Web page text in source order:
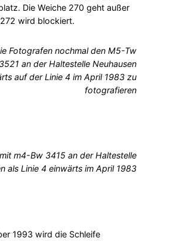
Die Weiche 270 geht außer
wird blockiert.
Fotografen nochmal den M5-Tw
an der Haltestelle Neuhausen
auf der Linie 4 im April 1983 zu
fotografieren
m4-Bw 3415 an der Haltestelle
als Linie 4 einwärts im April 1983
1993 wird die Schleife